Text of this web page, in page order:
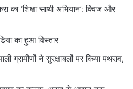
का ‘शिक्षा साथी अभियान’: क्विज और
का हुआ विस्तार
ग्रामीणों ने सुरक्षाबलों पर किया पथराव,